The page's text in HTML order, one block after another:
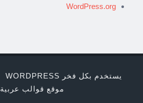
WordPress.org
يستخدم بكل فخر WORDPRESS
موقع قوالب عربية